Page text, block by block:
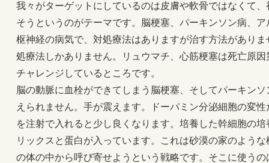
我々がターゲットにしているのは皮膚や軟骨ではなくて
そうというのがテーマです。脳梗塞、パーキンソン病、
枢神経の病気で、対処療法はありますが治す方法があり
処療法しかありません。リュウマチ、心筋梗塞は死亡原
チャレンジしているところです。
脳の動脈に血栓ができてしまう脳梗塞、そしてパーキン
えられません。手が震えます。ドーパミン分泌細胞の変
を注射で入れると少し良くなります。培養した幹細胞の
リックスと蛋白が入っています。これは砂漠の家のよう
の体の中から呼び寄せようという戦略です。そこに使う